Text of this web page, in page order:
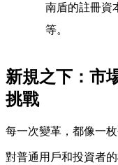
南盾的註冊資
等。
新規之下：市
挑戰
每一次變革，都像一
對普通用戶和投資者